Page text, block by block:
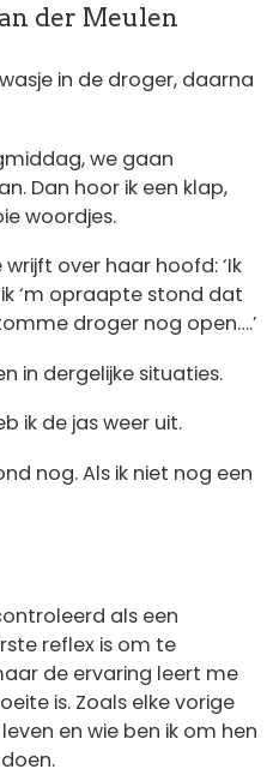
der Meulen
in de droger, daarna
we gaan
Dan hoor ik een klap,
woordjes.
wrijft over haar hoofd: ‘Ik
‘m opraapte stond dat
droger nog open….’
in dergelijke situaties.
ik de jas weer uit.
nog. Als ik niet nog een
als een
reflex is om te
de ervaring leert me
is. Zoals elke vorige
en wie ben ik om hen